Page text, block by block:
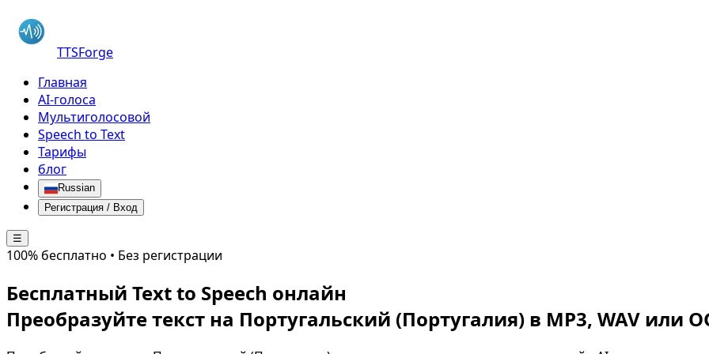
TTSForge
Главная
AI-голоса
Мультиголосовой
Speech to Text
Тарифы
блог
Russian
Регистрация / Вход
☰
100% бесплатно • Без регистрации
Бесплатный Text to Speech онлайн
Преобразуйте текст на Португальский (Португалия) в MP3, WAV или